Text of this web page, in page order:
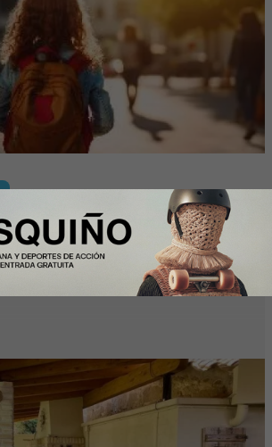
de los intercambios de
este verano